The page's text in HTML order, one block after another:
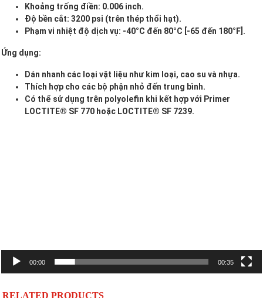
Khoảng trống điền: 0.006 inch.
Độ bền cắt: 3200 psi (trên thép thổi hạt).
Phạm vi nhiệt độ dịch vụ: -40°C đến 80°C [-65 đến 180°F].
Ứng dụng:
Dán nhanh các loại vật liệu như kim loại, cao su và nhựa.
Thích hợp cho các bộ phận nhỏ đến trung bình.
Có thể sử dụng trên polyolefin khi kết hợp với Primer
LOCTITE® SF 770 hoặc LOCTITE® SF 7239.
00:00 00:35
RELATED PRODUCTS